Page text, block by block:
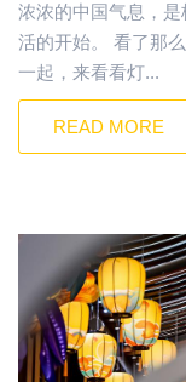
浓浓的中国气息，
活的开始。 看了那
一起，来看看灯...
READ MORE